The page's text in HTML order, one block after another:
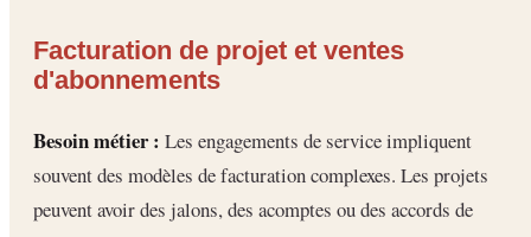
Facturation de projet et ventes
d'abonnements
Besoin métier : Les engagements de service impliquent
souvent des modèles de facturation complexes. Les projets
peuvent avoir des jalons, des acomptes ou des accords de